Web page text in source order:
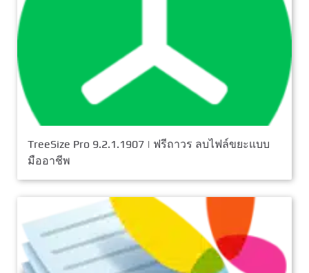
TreeSize Pro 9.2.1.1907 | ฟรีถาวร ลบไฟล์ขยะแบบ
มืออาชีพ